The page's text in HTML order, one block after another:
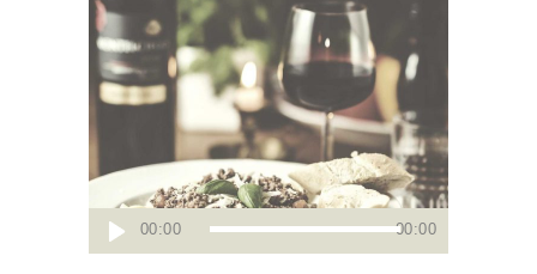
Audio
Player
00:00 00:00